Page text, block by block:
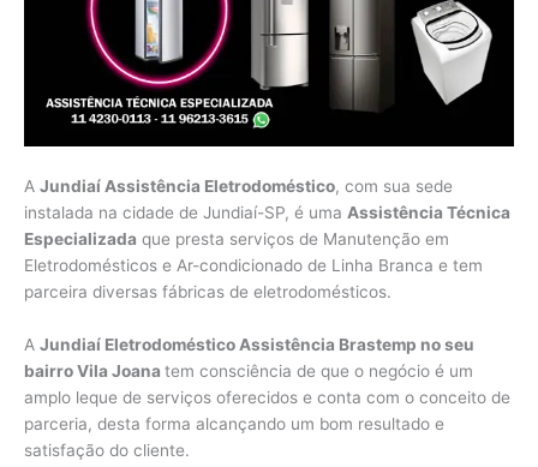
A Jundiaí Assistência Eletrodoméstico, com sua sede
instalada na cidade de Jundiaí-SP, é uma Assistência Técnica
Especializada que presta serviços de Manutenção em
Eletrodomésticos e Ar-condicionado de Linha Branca e tem
parceira diversas fábricas de eletrodomésticos.
A Jundiaí Eletrodoméstico Assistência Brastemp no seu
bairro Vila Joana tem consciência de que o negócio é um
amplo leque de serviços oferecidos e conta com o conceito de
parceria, desta forma alcançando um bom resultado e
satisfação do cliente.